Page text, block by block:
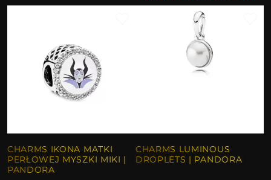
CHARMS IKONA MATKI
PERŁOWEJ MYSZKI MIKI |
PANDORA
CHARMS LUMINOUS
DROPLETS | PANDORA